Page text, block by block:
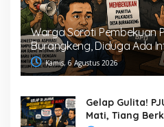
Warga Soroti Pembekuan
Burangkeng, Diduga Ada
Kamis, 6 Agustus 2026
Gelap Gulita!
Mati, Tiang